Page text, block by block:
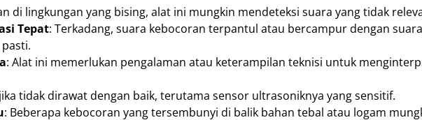
di lingkungan yang bising, alat ini mungkin mendeteksi suara yang tidak
Tepat: Terkadang, suara kebocoran terpantul atau bercampur dengan
: Alat ini memerlukan pengalaman atau keterampilan teknisi untuk
tidak dirawat dengan baik, terutama sensor ultrasoniknya yang sensitif.
: Beberapa kebocoran yang tersembunyi di balik bahan tebal atau logam